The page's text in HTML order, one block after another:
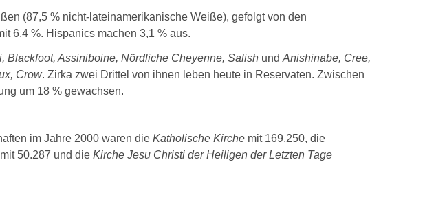
(87,5 % nicht-lateinamerikanische Weiße), gefolgt von den
6,4 %. Hispanics machen 3,1 % aus.
Blackfoot, Assiniboine, Nördliche Cheyenne, Salish und Anishinabe, Cree,
Crow. Zirka zwei Drittel von ihnen leben heute in Reservaten. Zwischen
um 18 % gewachsen.
im Jahre 2000 waren die Katholische Kirche mit 169.250, die
50.287 und die Kirche Jesu Christi der Heiligen der Letzten Tage